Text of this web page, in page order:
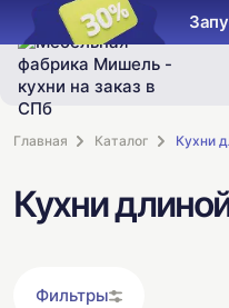
Главная Каталог Кухни
Кухни
Фильтры